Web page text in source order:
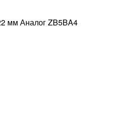
мм Аналог ZB5BA4